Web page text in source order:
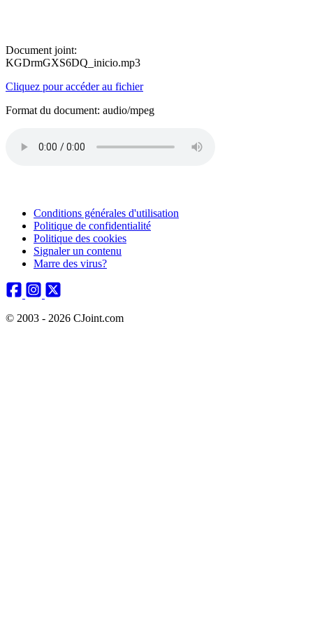
Document joint:
KGDrmGXS6DQ_inicio.mp3
Cliquez pour accéder au fichier
Format du document: audio/mpeg
Conditions générales d'utilisation
Politique de confidentialité
Politique des cookies
Signaler un contenu
Marre des virus?
© 2003 - 2026 CJoint.com